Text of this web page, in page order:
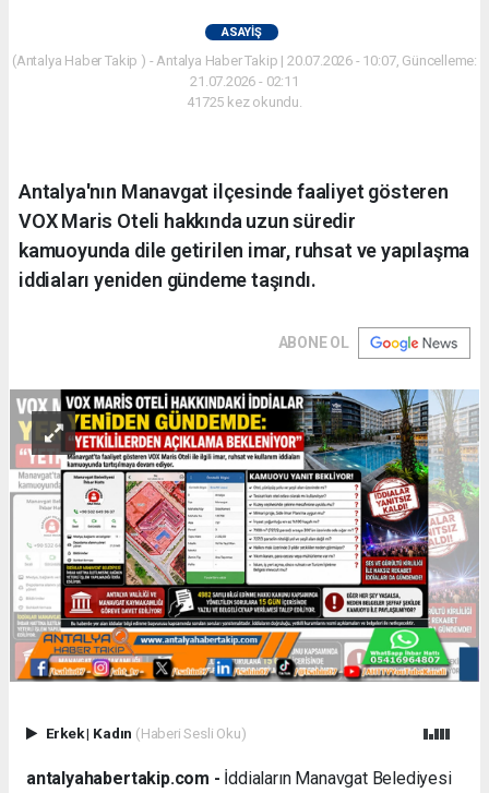
ASAYIŞ
(Antalya Haber Takip ) - Antalya Haber Takip | 20.07.2026 - 10:07, Güncelleme:
21.07.2026 - 02:11
41725 kez okundu.
Antalya'nın Manavgat ilçesinde faaliyet gösteren
VOX Maris Oteli hakkında uzun süredir
kamuoyunda dile getirilen imar, ruhsat ve yapılaşma
iddiaları yeniden gündeme taşındı.
ABONE OL
Erkek| Kadın (Haberi Sesli Oku)
antalyahabertakip.com - İddiaların Manavgat Belediyesi